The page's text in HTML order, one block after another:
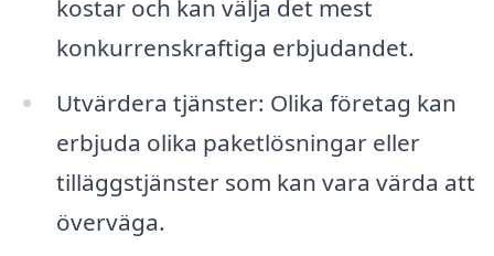
kostar och kan välja det mest
konkurrenskraftiga erbjudandet.
Utvärdera tjänster: Olika företag kan
erbjuda olika paketlösningar eller
tilläggstjänster som kan vara värda att
överväga.